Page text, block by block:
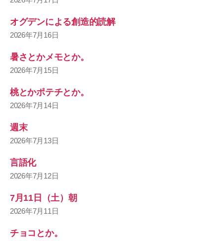
オグデンによる創造的読解
2026年7月16日
暑さとかメモとか。
2026年7月15日
桃とかポテチとか。
2026年7月14日
週末
2026年7月13日
言語化
2026年7月12日
7月11日（土）朝
2026年7月11日
チョコとか。